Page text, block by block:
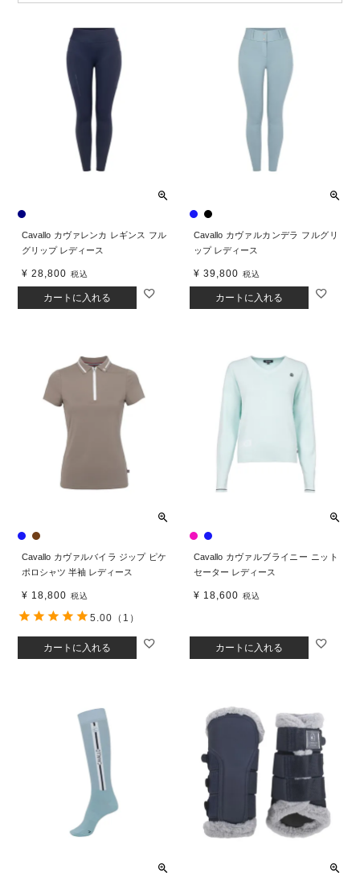
Cavallo カヴァレンカ レギンス フル
グリップ レディース
¥ 28,800 税込
カートに入れる
Cavallo カヴァルカンデラ フルグリ
ップ レディース
¥ 39,800 税込
カートに入れる
Cavallo カヴァルバイラ ジップ ピケ
ポロシャツ 半袖 レディース
¥ 18,800 税込
カートに入れる
5.00 （1）
Cavallo カヴァルブライニー ニット
セーター レディース
¥ 18,600 税込
カートに入れる